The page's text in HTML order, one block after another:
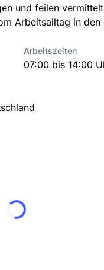
und feilen
Arbeitsalltag in den
Arbeitszeiten
07:00 bis 14:00